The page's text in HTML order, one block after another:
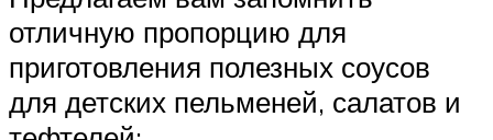
отличную пропорцию для
приготовления полезных соусов
для детских пельменей, салатов и